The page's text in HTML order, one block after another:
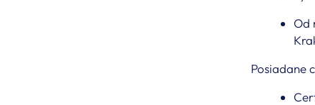
Od
Posiadane